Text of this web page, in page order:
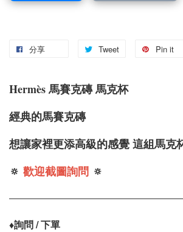
分享 Tweet Pin it
Hermès 馬賽克磚 馬克杯
經典的馬賽克磚
想讓家裡更添高級的感覺 這組馬克
🔅 歡迎截圖詢問 🔅
♦️詢問 / 下單